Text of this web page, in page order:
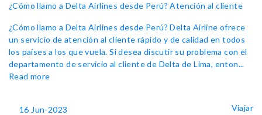
¿Cómo llamo a Delta Airlines desde Perú? Atención al cliente
¿Cómo llamo a Delta Airlines desde Perú? Delta Airline ofrece
un servicio de atención al cliente rápido y de calidad en todos
los países a los que vuela. Si desea discutir su problema con el
departamento de servicio al cliente de Delta de Lima, enton...
Read more
16 Jun-2023
Viajar